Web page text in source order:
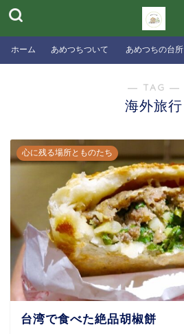
ホーム あめつちついて あめつちの台所
― TAG ―
海外旅行
心に残る場所とものたち
台湾で食べた絶品胡椒餅